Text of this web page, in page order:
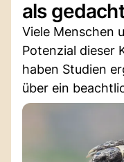
als
Viele Menschen
Potenzial dieser
haben Studien
über ein